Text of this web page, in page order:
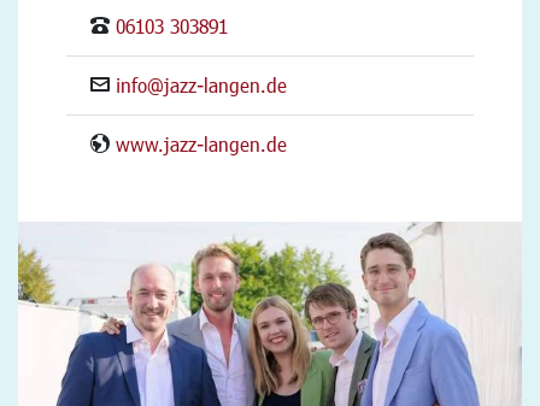
06103 303891
info@jazz-langen.de
www.jazz-langen.de